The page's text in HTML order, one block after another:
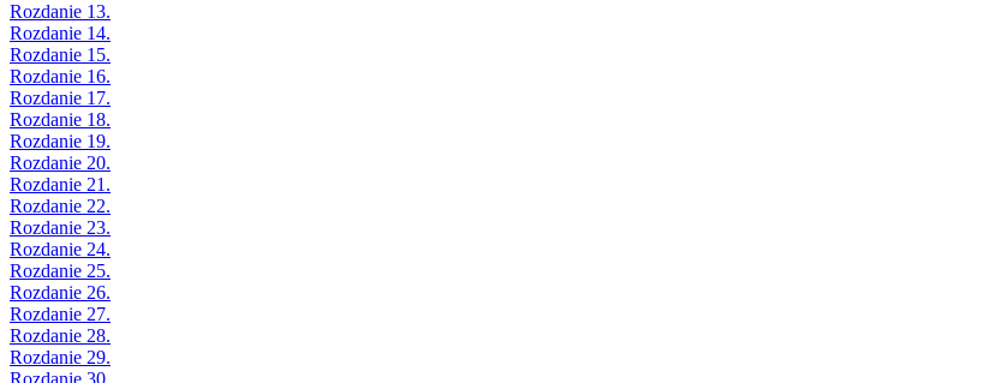
Rozdanie 13.
Rozdanie 14.
Rozdanie 15.
Rozdanie 16.
Rozdanie 17.
Rozdanie 18.
Rozdanie 19.
Rozdanie 20.
Rozdanie 21.
Rozdanie 22.
Rozdanie 23.
Rozdanie 24.
Rozdanie 25.
Rozdanie 26.
Rozdanie 27.
Rozdanie 28.
Rozdanie 29.